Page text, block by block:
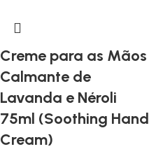
Creme para as Mãos
Calmante de
Lavanda e Néroli
75ml (Soothing Hand
Cream)